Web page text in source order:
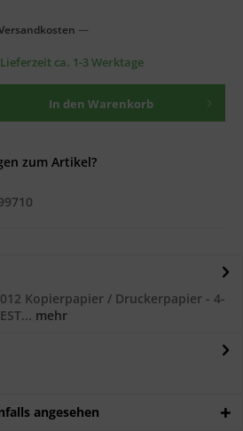
—
ca. 1-3 Werktage
In den Warenkorb
zum Artikel?
Kopierpapier / Druckerpapier - 4-
mehr
angesehen